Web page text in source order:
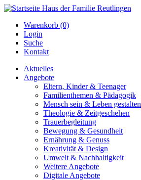
Warenkorb (0)
Login
Suche
Kontakt
Aktuelles
Angebote
Eltern, Kinder & Teenager
Familienthemen & Pädagogik
Mensch sein & Leben gestalten
Theologie & Zeitgeschehen
Trauerbegleitung
Bewegung & Gesundheit
Ernährung & Genuss
Kreativität & Design
Umwelt & Nachhaltigkeit
Weitere Angebote
Digitale Angebote